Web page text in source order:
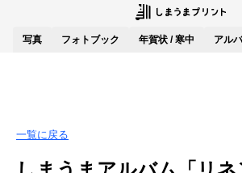
写真 フォトブック 年賀状 / 寒中 アル
一覧に戻る